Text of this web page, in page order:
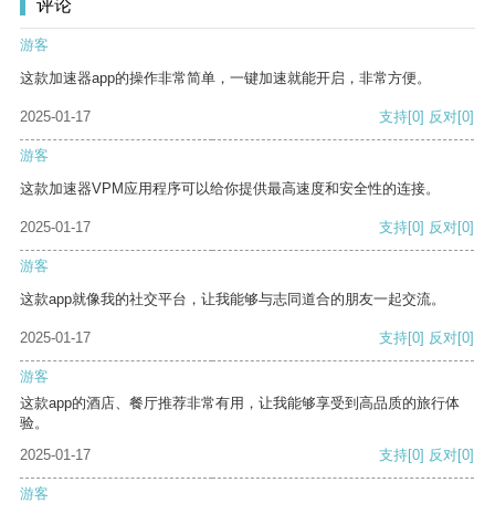
评论
游客
这款加速器app的操作非常简单，一键加速就能开启，非常方便。
2025-01-17 支持[0] 反对[0]
游客
这款加速器VPM应用程序可以给你提供最高速度和安全性的连接。
2025-01-17 支持[0] 反对[0]
游客
这款app就像我的社交平台，让我能够与志同道合的朋友一起交流。
2025-01-17 支持[0] 反对[0]
游客
这款app的酒店、餐厅推荐非常有用，让我能够享受到高品质的旅行体
验。
2025-01-17
支持[0] 反对[0]
游客